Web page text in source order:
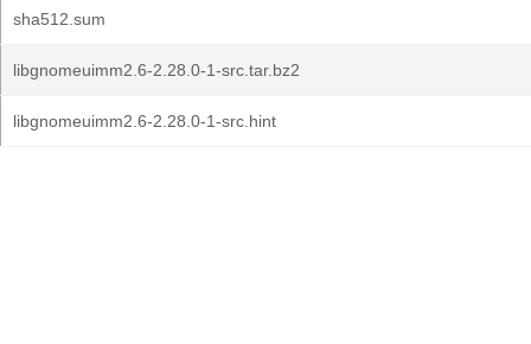
sha512.sum
libgnomeuimm2.6-2.28.0-1-src.tar.bz2
libgnomeuimm2.6-2.28.0-1-src.hint